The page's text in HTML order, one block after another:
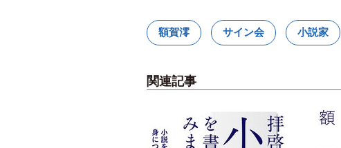
額賀澪 サイン会 小説家
関連記事